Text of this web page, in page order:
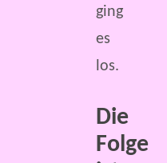
ging
es
los.
Die
Folge